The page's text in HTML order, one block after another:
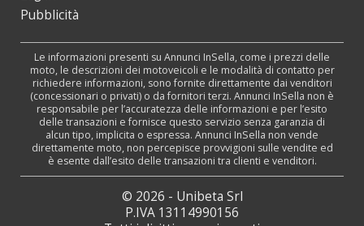
Pubblicità
Le informazioni presenti su Annunci InSella, come i prezzi delle
moto, le descrizioni dei motoveicoli e le modalità di contatto per
richiedere informazioni, sono fornite direttamente dai venditori
(concessionari o privati) o da fornitori terzi. Annunci InSella non è
responsabile per l’accuratezza delle informazioni e per l’esito
delle transazioni e fornisce questo servizio senza garanzia di
alcun tipo, implicita o espressa. Annunci InSella non vende
direttamente moto, non percepisce provvigioni sulle vendite ed
è esente dall’esito delle transazioni tra clienti e venditori.
© 2026 - Unibeta Srl
P.IVA 13114990156